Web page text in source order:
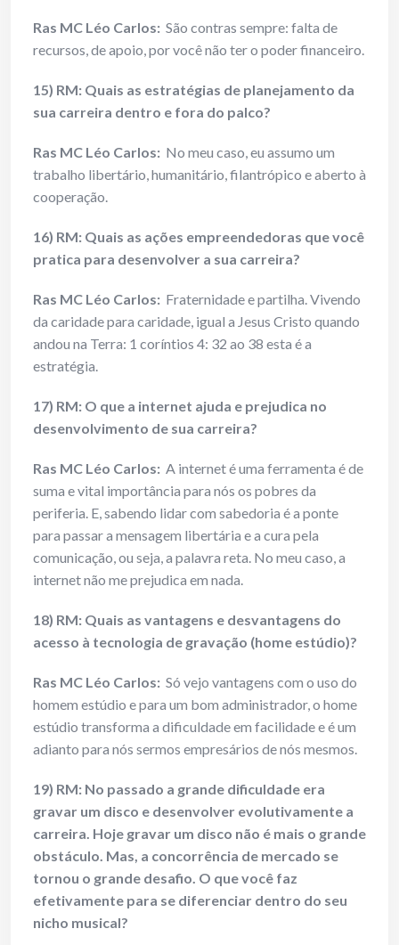
Ras MC Léo Carlos: São contras sempre: falta de
recursos, de apoio, por você não ter o poder financeiro.
15) RM: Quais as estratégias de planejamento da
sua carreira dentro e fora do palco?
Ras MC Léo Carlos: No meu caso, eu assumo um
trabalho libertário, humanitário, filantrópico e aberto à
cooperação.
16) RM: Quais as ações empreendedoras que você
pratica para desenvolver a sua carreira?
Ras MC Léo Carlos: Fraternidade e partilha. Vivendo
da caridade para caridade, igual a Jesus Cristo quando
andou na Terra: 1 coríntios 4: 32 ao 38 esta é a
estratégia.
17) RM: O que a internet ajuda e prejudica no
desenvolvimento de sua carreira?
Ras MC Léo Carlos: A internet é uma ferramenta é de
suma e vital importância para nós os pobres da
periferia. E, sabendo lidar com sabedoria é a ponte
para passar a mensagem libertária e a cura pela
comunicação, ou seja, a palavra reta. No meu caso, a
internet não me prejudica em nada.
18) RM: Quais as vantagens e desvantagens do
acesso à tecnologia de gravação (home estúdio)?
Ras MC Léo Carlos: Só vejo vantagens com o uso do
homem estúdio e para um bom administrador, o home
estúdio transforma a dificuldade em facilidade e é um
adianto para nós sermos empresários de nós mesmos.
19) RM: No passado a grande dificuldade era
gravar um disco e desenvolver evolutivamente a
carreira. Hoje gravar um disco não é mais o grande
obstáculo. Mas, a concorrência de mercado se
tornou o grande desafio. O que você faz
efetivamente para se diferenciar dentro do seu
nicho musical?